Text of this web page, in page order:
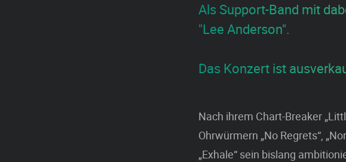
Als Support-Band mit
"Lee Anderson".
Das Konzert ist
Nach ihrem Chart-Breaker
Ohrwürmern „No Regrets“,
„Exhale“ sein bislang